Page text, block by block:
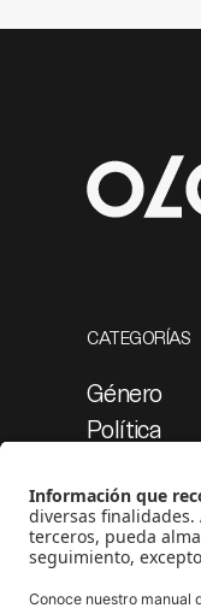
CATEGORÍAS
Género
Política
Medio
Medios y
Ciudad